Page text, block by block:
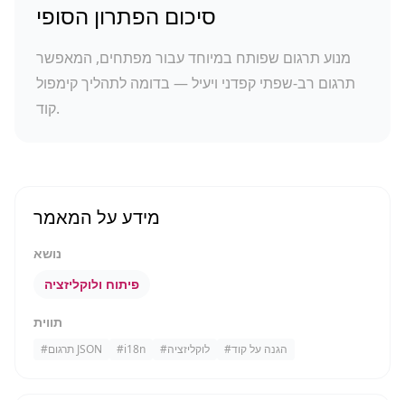
סיכום הפתרון הסופי
מנוע תרגום שפותח במיוחד עבור מפתחים, המאפשר
תרגום רב-שפתי קפדני ויעיל — בדומה לתהליך קימפול
קוד.
מידע על המאמר
נושא
פיתוח ולוקליזציה
תווית
# תרגום JSON #i18n #לוקליזציה #הגנה על קוד